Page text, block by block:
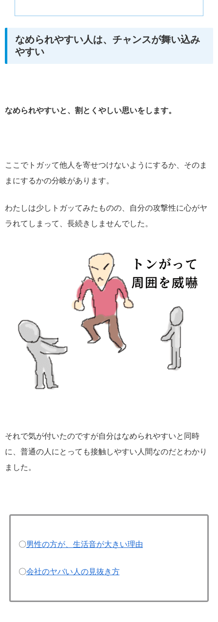
なめられやすい人は、チャンスが舞い込み
やすい
なめられやすいと、割とくやしい思いをします。
ここでトガッて他人を寄せつけないようにするか、そのま
まにするかの分岐があります。
わたしは少しトガッてみたものの、自分の攻撃性に心がヤ
ラれてしまって、長続きしませんでした。
それで気が付いたのですが自分はなめられやすいと同時
に、普通の人にとっても接触しやすい人間なのだとわかり
ました。
〇男性の方が、生活音が大きい理由
〇会社のヤバい人の見抜き方